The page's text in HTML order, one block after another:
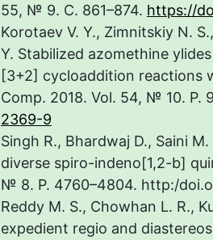
55, № 9. C. 861–874. https://
Korotaev V. Y., Zimnitskiy N.
Y. Stabilized azomethine
[3+2] cycloaddition reactions
Comp. 2018. Vol. 54, № 10. P.
2369-9
Singh R., Bhardwaj D., Saini
diverse spiro-indeno[1,2-b]
№ 8. P. 4760–4804. http:/
Reddy M. S., Chowhan L. R.,
expedient regio and